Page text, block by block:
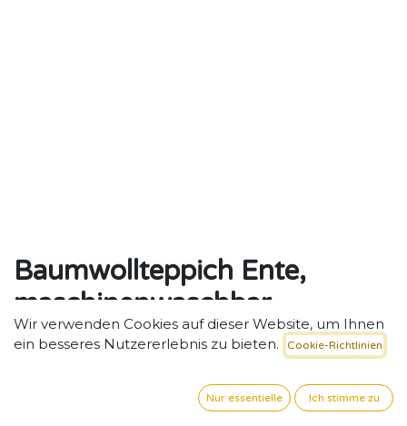
Baumwollteppich Ente,
maschinenwaschbar
Baumwollteppich Ente – Spielerische und gemütliche
exkl. MwSt. zzgl. Versand
Wir verwenden Cookies auf dieser Website, um Ihnen
ein besseres Nutzererlebnis zu bieten.
Cookie-Richtlinien
Nur essentielle Ich stimme zu